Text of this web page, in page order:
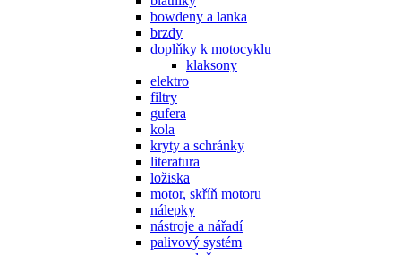
bowdeny a lanka
brzdy
doplňky k motocyklu
klaksony
elektro
filtry
gufera
kola
kryty a schránky
literatura
ložiska
motor, skříň motoru
nálepky
nástroje a nářadí
palivový systém